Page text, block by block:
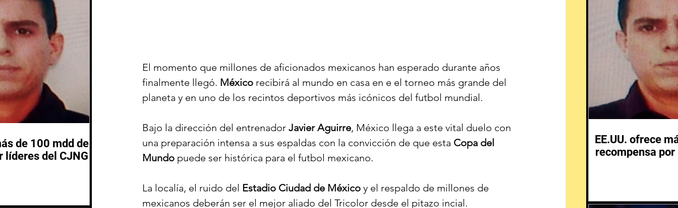
El momento que millones de aficionados mexicanos han esperado durante años
finalmente llegó. México recibirá al mundo en casa en e el torneo más grande del
planeta y en uno de los recintos deportivos más icónicos del futbol mundial.
Bajo la dirección del entrenador Javier Aguirre, México llega a este vital duelo con
una preparación intensa a sus espaldas con la convicción de que esta Copa del
Mundo puede ser histórica para el futbol mexicano.
La localía, el ruido del Estadio Ciudad de México y el respaldo de millones de
mexicanos deberán ser el mejor aliado del Tricolor desde el pitazo incial.
de 100 mdd de
líderes del CJNG
EE.UU. ofrece
recompensa